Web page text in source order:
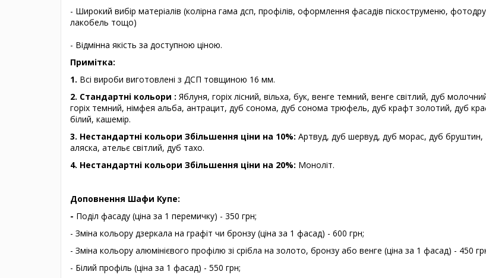
- Широкий вибір матеріалів (колірна гама дсп, профілів, оформлення фасадів піскоструменю,
лакобель тощо)
- Відмінна якість за доступною ціною.
Примітка:
1. Всі вироби виготовлені з ДСП товщиною 16 мм.
2. Стандартні кольори : Яблуня, горіх лісний, вільха, бук, венге темний, венге світлий, дуб
горіх темний, німфея альба, антрацит, дуб сонома, дуб сонома трюфель, дуб крафт золотий, дуб
білий, кашемір.
3. Нестандартні кольори Збільшення ціни на 10%: Артвуд, дуб шервуд, дуб морас, дуб бруштин,
аляска, ательє світлий, дуб тахо.
4. Нестандартні кольори Збільшення ціни на 20%: Моноліт.
Доповнення Шафи Купе:
- Поділ фасаду (ціна за 1 перемичку) - 350 грн;
- Зміна кольору дзеркала на графіт чи бронзу (ціна за 1 фасад) - 600 грн;
- Зміна кольору алюмінієвого профілю зі срібла на золото, бронзу або венге (ціна за 1 фасад) - 450
- Білий профіль (ціна за 1 фасад) - 550 грн;